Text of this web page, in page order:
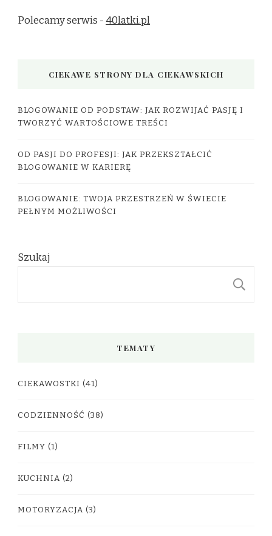
Polecamy serwis -40latki.pl
CIEKAWE STRONY DLA CIEKAWSKICH
BLOGOWANIE OD PODSTAW: JAK ROZWIJAĆ PASJĘ I
TWORZYĆ WARTOŚCIOWE TREŚCI
OD PASJI DO PROFESJI: JAK PRZEKSZTAŁCIĆ
BLOGOWANIE W KARIERĘ
BLOGOWANIE: TWOJA PRZESTRZEŃ W ŚWIECIE
PEŁNYM MOŻLIWOŚCI
Szukaj
TEMATY
CIEKAWOSTKI (41)
CODZIENNOŚĆ (38)
FILMY (1)
KUCHNIA (2)
MOTORYZACJA (3)